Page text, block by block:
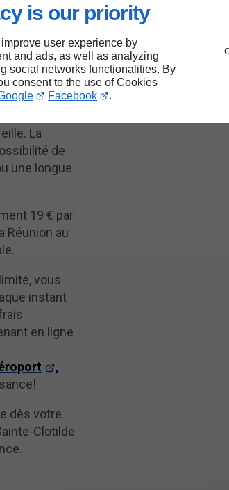
is our priority
user experience by
and ads, as well as analyzing
social networks functionalities. By
consent to the use of Cookies
Facebook .
un véhicule
d'un
La
de
une longue
19 € par
Réunion au
vous
instant
en ligne
,
dès votre
Clotilde